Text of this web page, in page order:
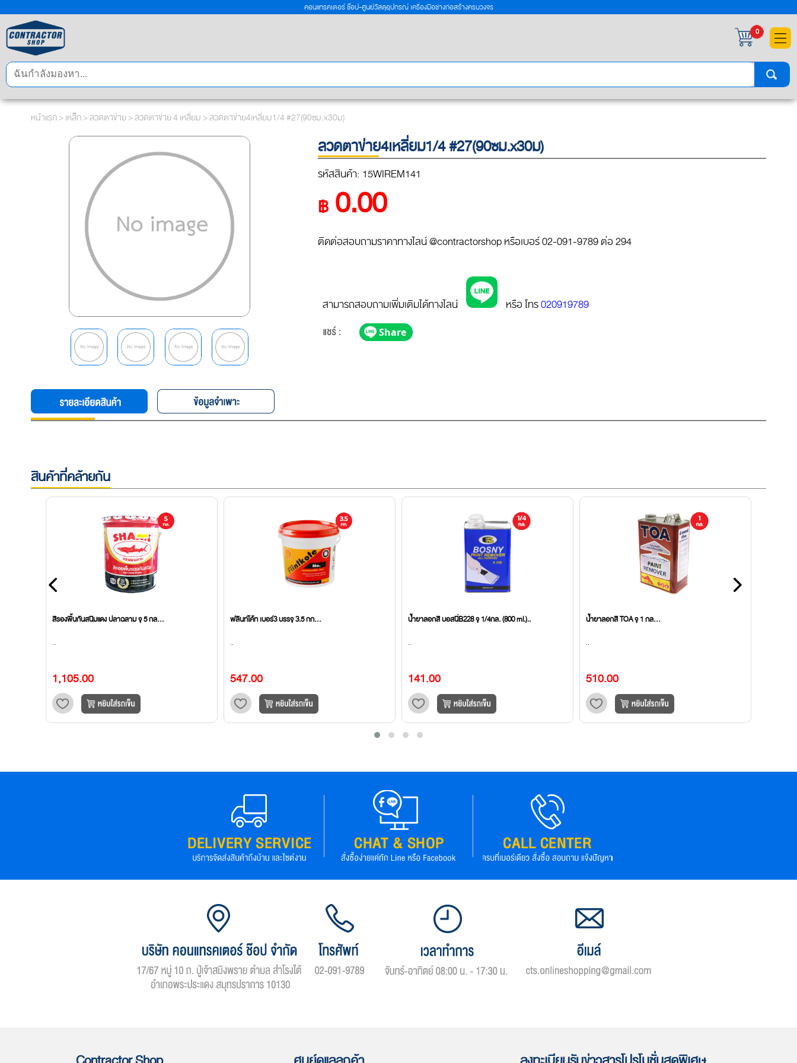
×
คอนแทรคเตอร์ ช๊อป-ศูนย์วัสดุอุปกรณ์ เครื่องมือช่างก่อสร้างครบวงจร
0
หน้าแรก>เหล็ก>ลวดตาข่าย>ลวดตาข่าย 4 เหลี่ยม> ลวดตาข่าย4เหลี่ยม1/4 #27(90ซม.x30ม)
ลวดตาข่าย4เหลี่ยม1/4 #27(90ซม.x30ม)
รหัสสินค้า: 15WIREM141
฿0.00
ติดต่อสอบถามราคาทางไลน์ @contractorshop หรือเบอร์ 02-091-9789 ต่อ 294
สามารถสอบถามเพิ่มเติมได้ทางไลน์ หรือ โทร020919789
สินค้าที่คล้ายกัน
สีรองพื้นกันสนิมแดง ปลาฉลาม จุ 5 กล...
..
1,105.00
ฟลินท์โค้ท เบอร์3 บรรจุ 3.5 กก...
..
547.00
น้ำยาลอกสี บอสนี่B228 จุ 1/4กล. (800 ml.)..
..
141.00
น้ำยาลอกสี TOA จุ 1 กล...
..
510.00